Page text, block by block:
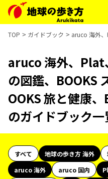
TOP ガイドブック aruco 海外
aruco 海外、Plat
の図鑑、BOOKS
OOKS 旅と健康
のガイドブック一
すべて 地球の歩き方 海外
aruco 海外
aruco 国内